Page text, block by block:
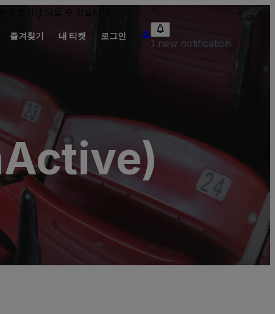
높거나 낮을 수 있습니다.
즐겨찾기 내 티켓 로그인
1 new notification